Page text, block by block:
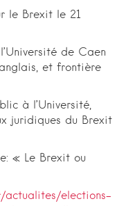
le Brexit le 21
de Caen
et frontière
à l’Université,
juridiques du Brexit
« Le Brexit ou
actualites/elections-